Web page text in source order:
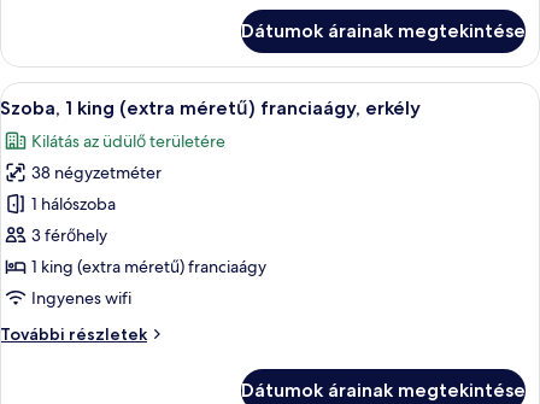
erkély
további
részletei
Dátumok árainak megtekintése
A
következő
szoba
összes
képének
megtekintése:
Szoba,
1
(extra
Egy modern szállodai szoba,
10
Szoba, 1 king (extra méretű) franciaágy, erkély
Kilátás az üdülő területére
38 négyzetméter
1 hálószoba
3 férőhely
1 king (extra méretű) franciaágy
Ingyenes wifi
További részletek
Szoba,
Dátumok árainak megtekintése